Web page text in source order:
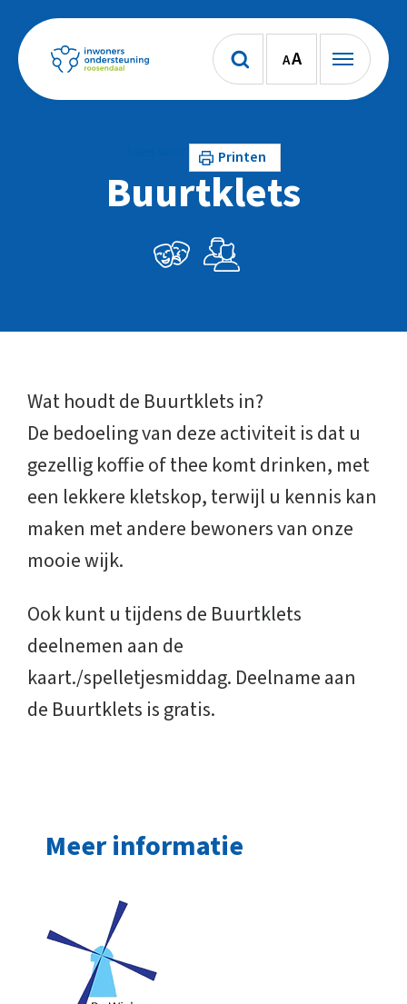
AA
Printen
Buurtklets
Wat houdt de Buurtklets in?
De bedoeling van deze activiteit is dat u
gezellig koffie of thee komt drinken, met
een lekkere kletskop, terwijl u kennis kan
maken met andere bewoners van onze
mooie wijk.
Ook kunt u tijdens de Buurtklets
deelnemen aan de
kaart./spelletjesmiddag. Deelname aan
de Buurtklets is gratis.
Meer informatie